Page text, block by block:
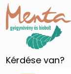
Kérdése van?